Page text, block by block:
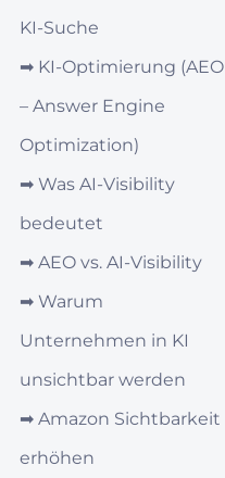
KI-Suche
➡︎ KI‑Optimierung (AEO
– Answer Engine
Optimization)
➡︎ Was AI‑Visibility
bedeutet
➡︎ AEO vs. AI‑Visibility
➡︎ Warum
Unternehmen in KI
unsichtbar werden
➡︎ Amazon Sichtbarkeit
erhöhen